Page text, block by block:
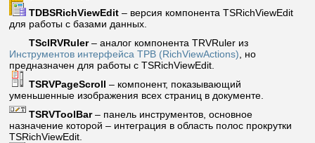
TDBSRichViewEdit – версия компонента TSRichViewEdit
для работы с базами данных.
TSclRVRuler– аналог компонента TRVRuler из
Инструментов интерфейса ТРВ (RichViewActions) , но
предназначен для работы c TSRichViewEdit.
TSRVPageScroll – компонент, показывающий
уменьшенные изображения всех страниц в документе.
TSRVToolBar– панель инструментов, основное
назначение которой – интеграция в область полос прокрутки
TSRichViewEdit.